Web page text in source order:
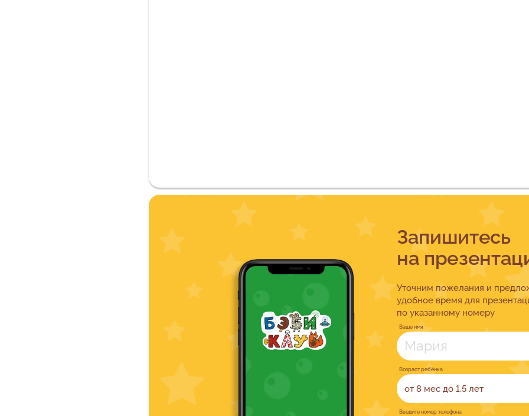
Запишитесь
на
Уточним пожелания и
удобное время для
по указанному номеру
Ваше имя
Возраст ребёнка
от 8 мес до 1,5 лет
Введите номер телефона